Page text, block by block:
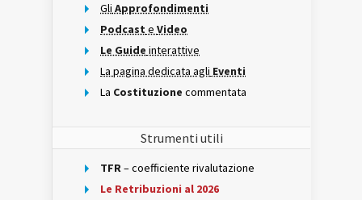
Gli Approfondimenti
Podcast e Video
Le Guide interattive
La pagina dedicata agli Eventi
La Costituzione commentata
Strumenti utili
TFR– coefficiente rivalutazione
Le Retribuzioni al 2026